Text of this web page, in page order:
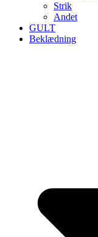
Strik
Andet
GULT
Beklædning